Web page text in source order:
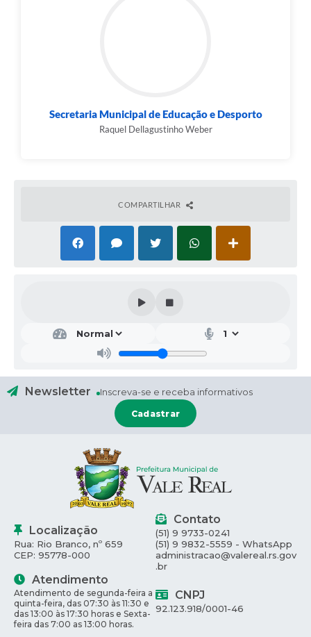
Secretaria Municipal de Educação e Desporto
Raquel Dellagustinho Weber
COMPARTILHAR
Newsletter Inscreva-se e receba informativos
Cadastrar
Localização
Rua: Rio Branco, nº 659
CEP: 95778-000
Contato
(51) 9 9733-0241
(51) 9 9832-5559 - WhatsApp
administracao@valereal.rs.gov
.br
Atendimento
Atendimento de segunda-feira a
quinta-feira, das 07:30 às 11:30 e
das 13:00 às 17:30 horas e Sexta-
feira das 7:00 as 13:00 horas.
CNPJ
92.123.918/0001-46